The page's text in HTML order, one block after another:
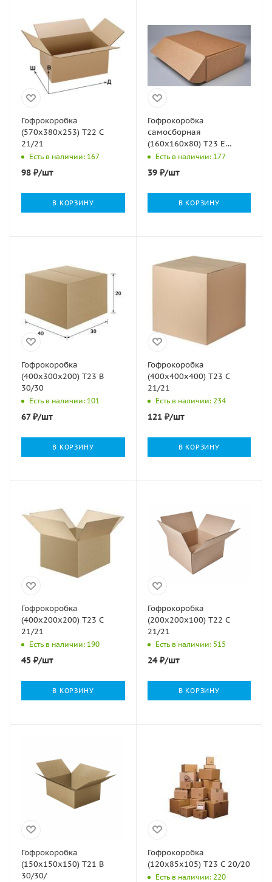
Гофрокоробка
(570х380х253) Т22 С
21/21
Есть в наличии: 167
98 ₽/шт
В КОРЗИНУ
Гофрокоробка
самосборная
(160х160х80) Т23 Е
микрогофрокартон
бурый 1/100
Есть в наличии: 177
39₽/шт
В КОРЗИНУ
Гофрокоробка
(400х300х200) Т23 В
30/30
Есть в наличии: 101
67₽/шт
В КОРЗИНУ
Гофрокоробка
(400х400х400) Т23 С
21/21
Есть в наличии: 234
121₽/шт
В КОРЗИНУ
Гофрокоробка
(400х200х200) Т23 С
21/21
Есть в наличии: 190
45 ₽/шт
В КОРЗИНУ
Гофрокоробка
(200х200х100) Т22 С
21/21
Есть в наличии: 515
24₽/шт
В КОРЗИНУ
Гофрокоробка
(150х150х150) Т21 В
30/30/
Гофрокоробка
(120х85х105) Т23 С 20/20
Есть в наличии: 220